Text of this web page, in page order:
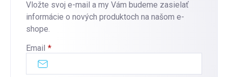
Vložte svoj e-mail a my Vám budeme zasielať
informácie o nových produktoch na našom e-
shope.
Email